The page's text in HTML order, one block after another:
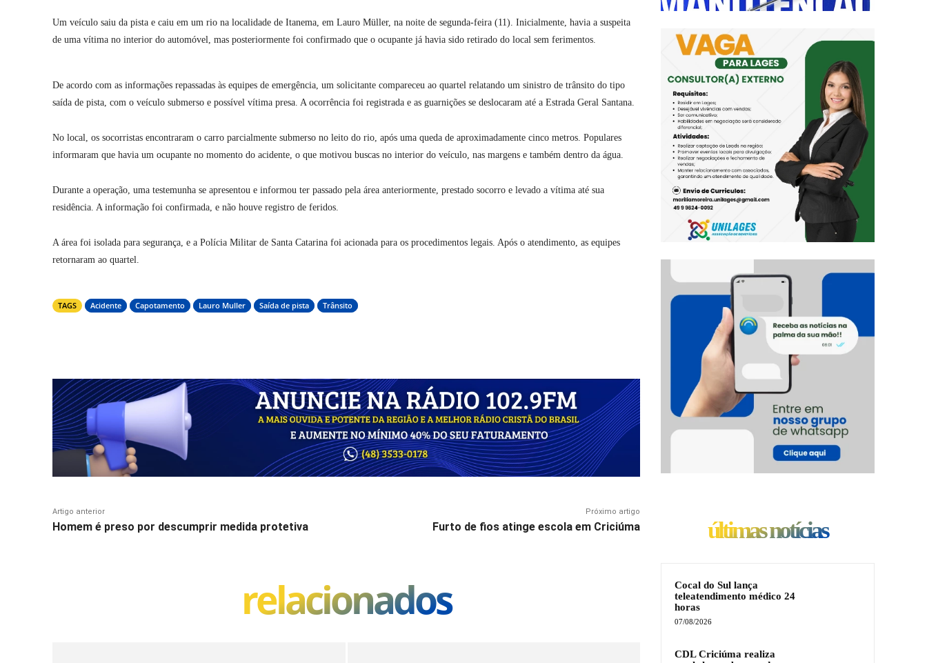
Um veículo saiu da pista e caiu em um rio na localidade de Itanema, em Lauro Müller, na noite de segunda-feira (11). Inicialmente, havia a suspeita
de uma vítima no interior do automóvel, mas posteriormente foi confirmado que o ocupante já havia sido retirado do local sem ferimentos.
De acordo com as informações repassadas às equipes de emergência, um solicitante compareceu ao quartel relatando um sinistro de trânsito do tipo
saída de pista, com o veículo submerso e possível vítima presa. A ocorrência foi registrada e as guarnições se deslocaram até a Estrada Geral Santana.
No local, os socorristas encontraram o carro parcialmente submerso no leito do rio, após uma queda de aproximadamente cinco metros. Populares
informaram que havia um ocupante no momento do acidente, o que motivou buscas no interior do veículo, nas margens e também dentro da água.
Durante a operação, uma testemunha se apresentou e informou ter passado pela área anteriormente, prestado socorro e levado a vítima até sua
residência. A informação foi confirmada, e não houve registro de feridos.
A área foi isolada para segurança, e a Polícia Militar de Santa Catarina foi acionada para os procedimentos legais. Após o atendimento, as equipes
retornaram ao quartel.
TAGS Acidente Capotamento Lauro Muller Saída de pista Trânsito
Artigo anterior
Homem é preso por descumprir medida protetiva
Próximo artigo
Furto de fios atinge escola em Criciúma
relacionados
últimas notícias
Cocal do Sul lança
teleatendimento médico 24
horas
07/08/2026
CDL Criciúma realiza